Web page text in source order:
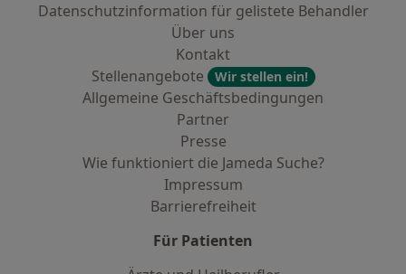
Datenschutzinformation für gelistete Behandler
Über uns
Kontakt
Stellenangebote
Wir stellen ein!
Allgemeine Geschäftsbedingungen
Partner
Presse
Wie funktioniert die Jameda Suche?
Impressum
Barrierefreiheit
Für Patienten